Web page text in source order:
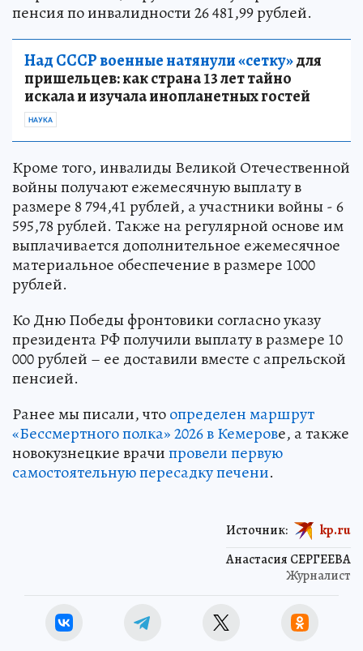
пенсия по инвалидности 26 481,99 рублей.
Над СССР военные натянули «сетку»для
пришельцев: как страна 13 лет тайно
искала и изучала инопланетных гостей
НАУКА
Кроме того, инвалиды Великой Отечественной
войны получают ежемесячную выплату в
размере 8 794,41 рублей, а участники войны - 6
595,78 рублей. Также на регулярной основе им
выплачивается дополнительное ежемесячное
материальное обеспечение в размере 1000
рублей.
Ко Дню Победы фронтовики согласно указу
президента РФ получили выплату в размере 10
000 рублей – ее доставили вместе с апрельской
пенсией.
Ранее мы писали, чтоопределен маршрут
«Бессмертного полка» 2026 в Кемерове, а также
новокузнецкие врачипровели первую
самостоятельную пересадку печени.
Анастасия СЕРГЕЕВА
Журналист
Источник: kp.ru